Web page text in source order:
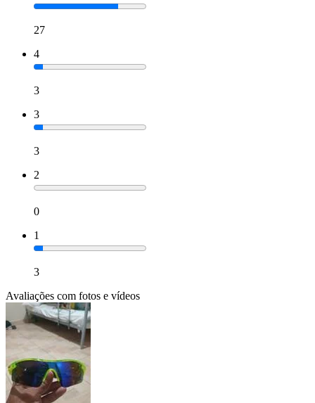
27
4
3
3
3
2
0
1
3
Avaliações com fotos e vídeos